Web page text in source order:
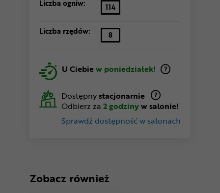
Liczba ogniw: 114
Liczba rzędów: 8
U Ciebiew poniedziałek!
Dostępnystacjonarnie
Odbierz za 2 godzinyw salonie!
Sprawdź dostępność w salonach
Zobacz również